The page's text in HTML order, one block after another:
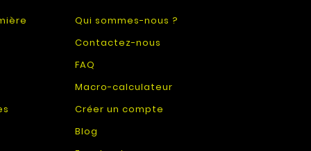
Qui sommes-nous ?
Contactez-nous
FAQ
Macro-calculateur
Créer un compte
Blog